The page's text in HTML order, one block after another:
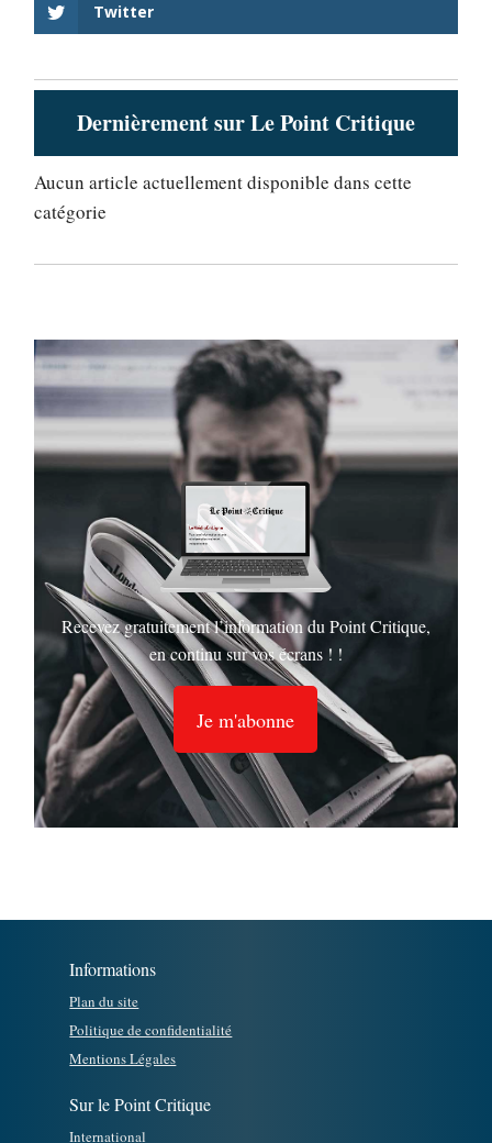
Twitter
Dernièrement sur Le Point Critique
Aucun article actuellement disponible dans cette
catégorie
Recevez gratuitement l’information du Point Critique,
en continu sur vos écrans ! !
Je m'abonne
Informations
Plan du site
Politique de confidentialité
Mentions Légales
Sur le Point Critique
International